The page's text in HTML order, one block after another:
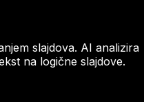
slajdova. AI analizira
na logične slajdove.